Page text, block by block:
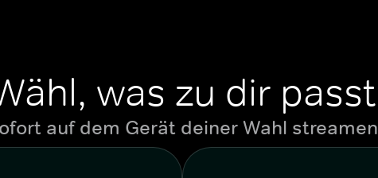
was zu dir passt
auf dem Gerät deiner Wahl streamen